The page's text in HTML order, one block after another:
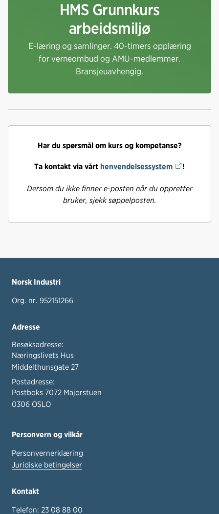
HMS Grunnkurs
arbeidsmiljø
E-læring og samlinger. 40-timers opplæring
for verneombud og AMU-medlemmer.
Bransjeuavhengig.
Har du spørsmål om kurs og kompetanse?
Ta kontakt via vårt henvendelsessystem !
Dersom du ikke finner e-posten når du oppretter
bruker, sjekk søppelposten.
Norsk Industri
Org. nr. 952151266
Adresse
Besøksadresse:
Næringslivets Hus
Middelthunsgate 27
Postadresse:
Postboks 7072 Majorstuen
0306 OSLO
Personvern og vilkår
Personvernerklæring
Juridiske betingelser
Kontakt
Telefon: 23 08 88 00